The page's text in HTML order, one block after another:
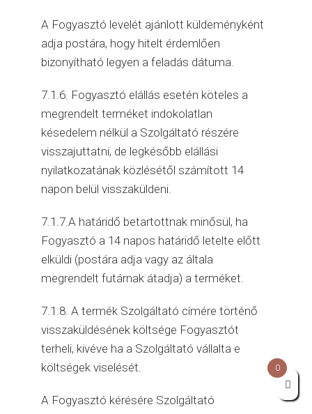
A Fogyasztó levelét ajánlott küldeményként
adja postára, hogy hitelt érdemlően
bizonyítható legyen a feladás dátuma.
7.1.6. Fogyasztó elállás esetén köteles a
megrendelt terméket indokolatlan
késedelem nélkül a Szolgáltató részére
visszajuttatni, de legkésőbb elállási
nyilatkozatának közlésétől számított 14
napon belül visszaküldeni.
7.1.7.A határidő betartottnak minősül, ha
Fogyasztó a 14 napos határidő letelte előtt
elküldi (postára adja vagy az általa
megrendelt futárnak átadja) a terméket.
7.1.8. A termék Szolgáltató címére történő
visszaküldésének költsége Fogyasztót
terheli, kivéve ha a Szolgáltató vállalta e
költségek viselését.
A Fogyasztó kérésére Szolgáltató
0